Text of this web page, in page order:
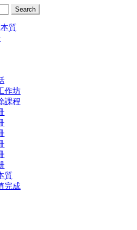
Search
質
作坊
課程
質
完成